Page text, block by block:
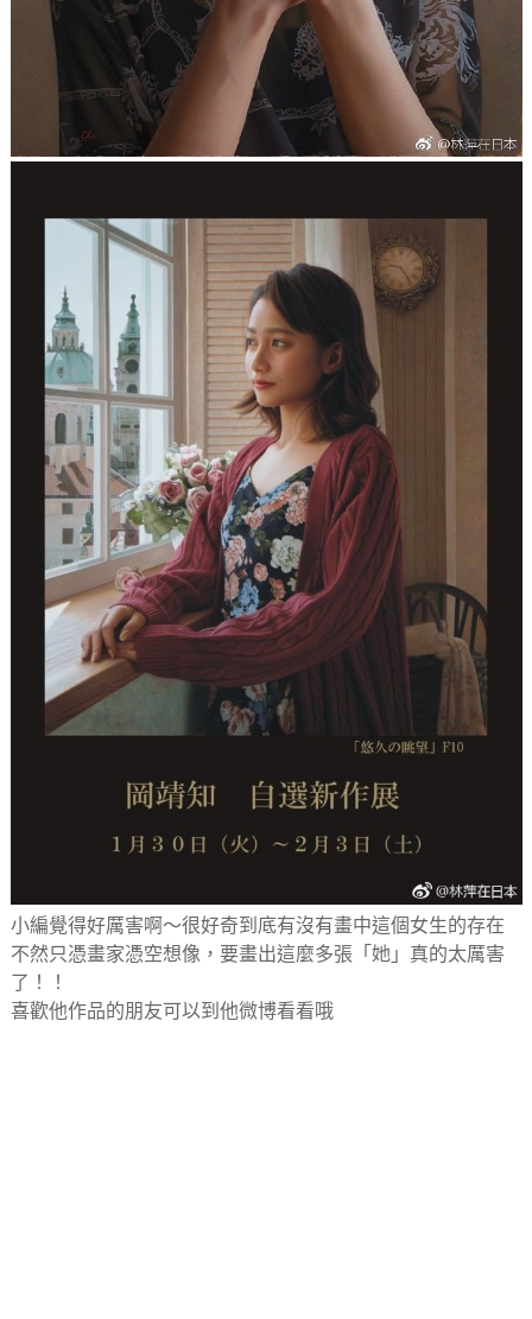
小編覺得好厲害啊～很好奇到底有沒有畫中這個女生的存在
不然只憑畫家憑空想像，要畫出這麼多張「她」真的太厲害
了！！
喜歡他作品的朋友可以到他微博看看哦